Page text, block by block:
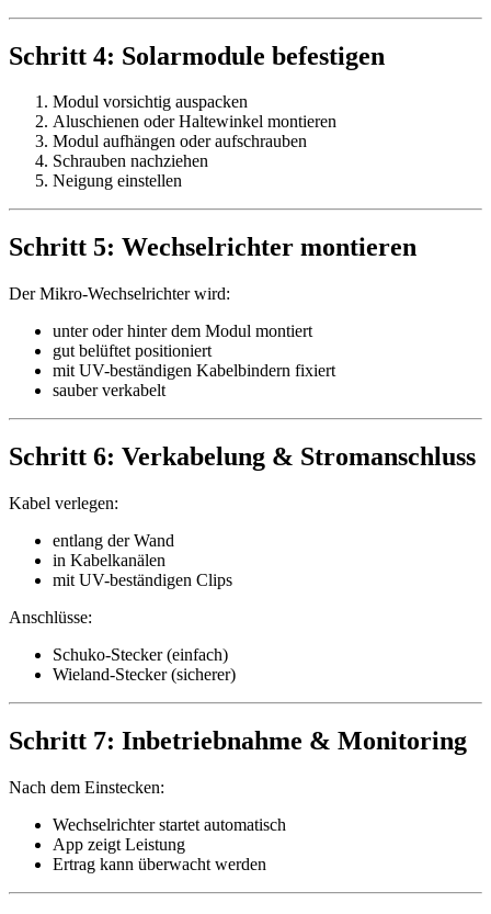
Schritt 4: Solarmodule befestigen
Modul vorsichtig auspacken
Aluschienen oder Haltewinkel montieren
Modul aufhängen oder aufschrauben
Schrauben nachziehen
Neigung einstellen
Schritt 5: Wechselrichter montieren
Der Mikro-Wechselrichter wird:
unter oder hinter dem Modul montiert
gut belüftet positioniert
mit UV-beständigen Kabelbindern fixiert
sauber verkabelt
Schritt 6: Verkabelung & Stromanschluss
Kabel verlegen:
entlang der Wand
in Kabelkanälen
mit UV-beständigen Clips
Anschlüsse:
Schuko-Stecker (einfach)
Wieland-Stecker (sicherer)
Schritt 7: Inbetriebnahme & Monitoring
Nach dem Einstecken:
Wechselrichter startet automatisch
App zeigt Leistung
Ertrag kann überwacht werden